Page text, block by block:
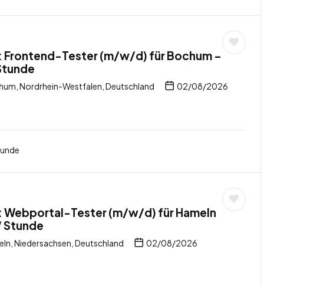
Frontend-Tester (m/w/d) für Bochum –
Nordrhein-Westfalen, Deutschland 02/08/2026
Webportal-Tester (m/w/d) für Hameln
Stunde
Niedersachsen, Deutschland 02/08/2026